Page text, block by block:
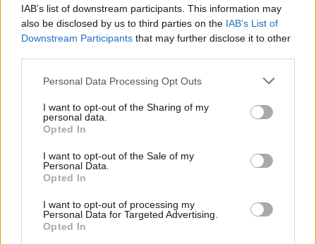
IAB’s list of downstream participants. This information may
also be disclosed by us to third parties on the IAB’s List of
Downstream Participants that may further disclose it to other
Please note that this website/app uses one or more Google
not limited to your visit or usage behaviour. You may click to
grant or deny consent to Google and its third-party tags to
use your data for below specified purposes in below Google
consent section.
Personal Data Processing Opt Outs
I want to opt-out of the Sharing of my
personal data.
Opted In
I want to opt-out of the Sale of my
Personal Data.
Opted In
I want to opt-out of processing my
Personal Data for Targeted Advertising.
Opted In
PCW.master| 2018.10.07 07:00
Izmos és megfizethető gamer
gamermonitora
Széles és hajlított
IFA 2017| 2017.09.01 08:30